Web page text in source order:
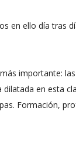
en ello día tras
importante:
en esta
Formación,